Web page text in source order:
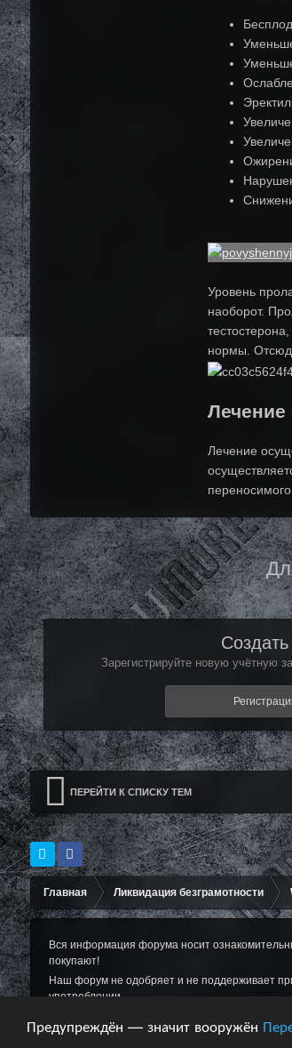
Предупреждён — значит вооружён
Уровень
наоборот.
нормы.
Лечение
Зарегистрируйте новую учётную
ПЕРЕЙТИ К СПИСКУ ТЕМ
Главная Ликвидация безграмотности
Вся информация форума носит
покупают!
Наш форум не одобряет и не поддерживает
употреблении.